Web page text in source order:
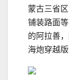
蒙古三省
铺装路面
的阿拉善
海炮穿越